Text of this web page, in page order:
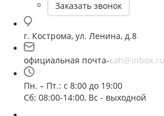
Заказать звонок
г. Кострома, ул. Ленина, д.8
официальная почта-cah@inbox.ru
Пн. – Пт.: с 8:00 до 19:00
Сб: 08:00-14:00, Вс - выходной